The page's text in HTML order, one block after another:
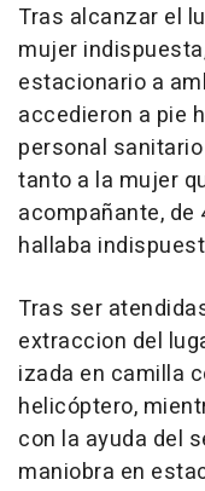
Tras alcanzar el
mujer
estacionario a
accedieron a pie
personal
tanto a la mujer
acompañante, de
hallaba
Tras ser
extraccion del
izada en camilla
helicóptero,
con la ayuda del
maniobra en